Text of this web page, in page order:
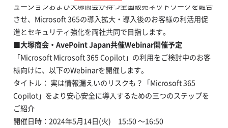
ューションおよび大塚商会が持つ全国販売ネットワークを融合
させ、Microsoft 365の導入拡大・導入後のお客様の利活用促
進とセキュリティ強化を両社共同で目指します。
■大塚商会・AvePoint Japan共催Webinar開催予定
「Microsoft Microsoft 365 Copilot」の利用をご検討中のお客
様向けに、以下のWebinarを開催します。
タイトル： 実は情報漏えいのリスクも？「Microsoft 365
Copilot」をより安心安全に導入するための三つのステップを
ご紹介
開催日時：2024年5月14日(火) 15:50 ～16:50